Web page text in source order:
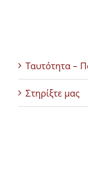
Ταυτότητα –
Στηρίξτε μας